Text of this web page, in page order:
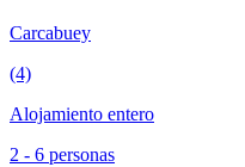
Carcabuey
(4)
Alojamiento entero
2 - 6 personas